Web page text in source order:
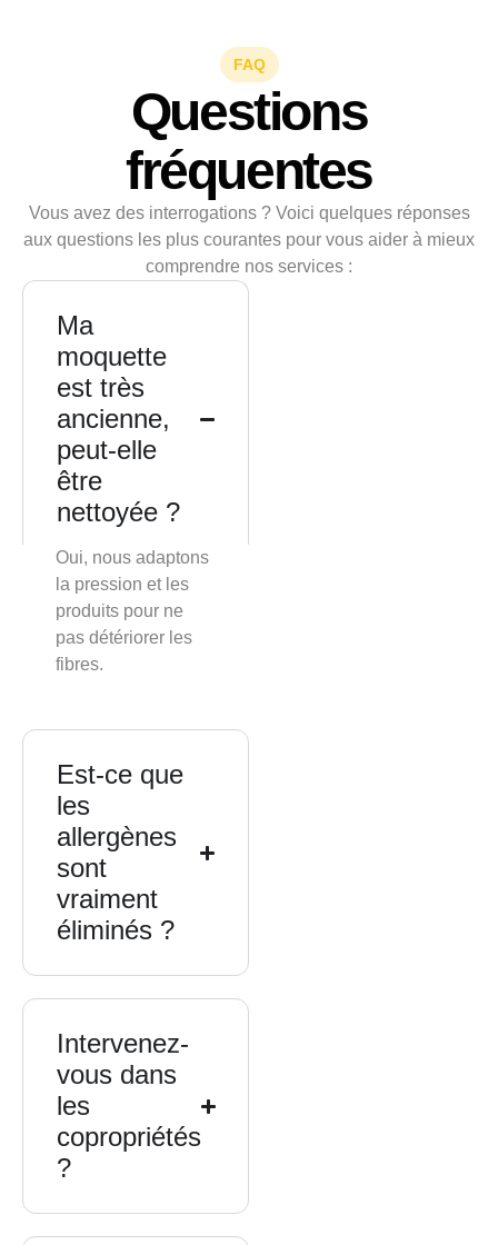
FAQ
Questions
fréquentes
Vous avez des interrogations ? Voici quelques réponses
aux questions les plus courantes pour vous aider à mieux
comprendre nos services :
Ma
moquette
est très
ancienne,
peut-elle
être
nettoyée ?
Oui, nous adaptons
la pression et les
produits pour ne
pas détériorer les
fibres.
Est-ce que
les
allergènes
sont
vraiment
éliminés ?
Intervenez-
vous dans
les
copropriétés
?